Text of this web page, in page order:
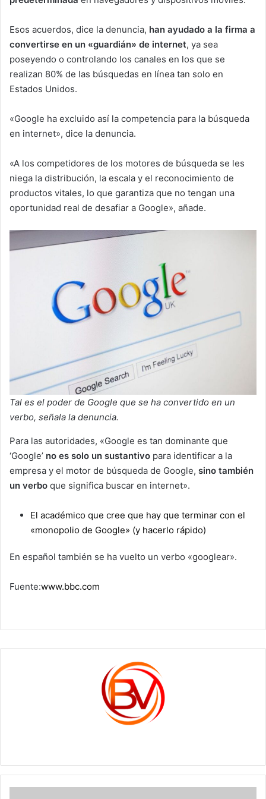
Esos acuerdos, dice la denuncia, han ayudado a la firma a
convertirse en un «guardián» de internet, ya sea
poseyendo o controlando los canales en los que se
realizan 80% de las búsquedas en línea tan solo en
Estados Unidos.
«Google ha excluido así la competencia para la búsqueda
en internet», dice la denuncia.
«A los competidores de los motores de búsqueda se les
niega la distribución, la escala y el reconocimiento de
productos vitales, lo que garantiza que no tengan una
oportunidad real de desafiar a Google», añade.
Tal es el poder de Google que se ha convertido en un
verbo, señala la denuncia.
Para las autoridades, «Google es tan dominante que
‘Google’ no es solo un sustantivo para identificar a la
empresa y el motor de búsqueda de Google, sino también
un verbo que significa buscar en internet».
El académico que cree que hay que terminar con el
«monopolio de Google» (y hacerlo rápido)
En español también se ha vuelto un verbo «googlear».
Fuente:www.bbc.com